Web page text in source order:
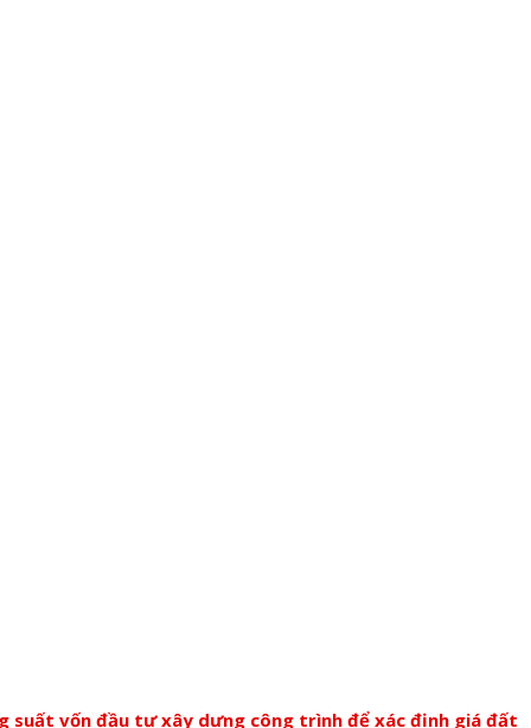
suất vốn đầu tư xây dựng công trình để xác định giá đất